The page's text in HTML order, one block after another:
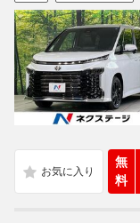
無
料